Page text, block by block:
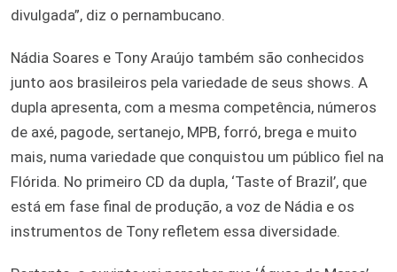
divulgada”, diz o pernambucano.
Nádia Soares e Tony Araújo também são conhecidos
junto aos brasileiros pela variedade de seus shows. A
dupla apresenta, com a mesma competência, números
de axé, pagode, sertanejo, MPB, forró, brega e muito
mais, numa variedade que conquistou um público fiel na
Flórida. No primeiro CD da dupla, ‘Taste of Brazil’, que
está em fase final de produção, a voz de Nádia e os
instrumentos de Tony refletem essa diversidade.